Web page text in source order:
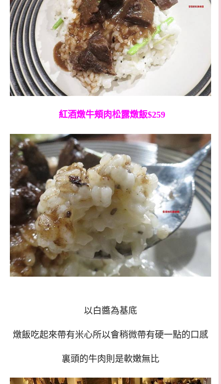
紅酒燉牛頰肉松露燉飯$259
以白醬為基底
燉飯吃起來帶有米心所以會稍微帶有硬一點的口感
裏頭的牛肉則是軟嫩無比